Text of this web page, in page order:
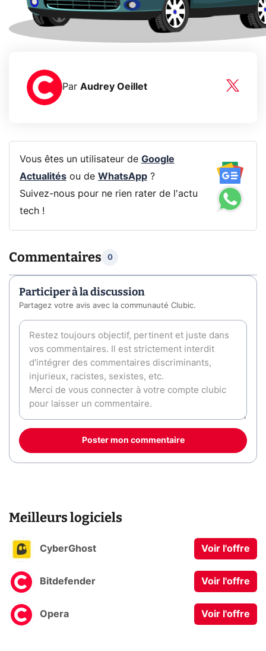
Par Audrey Oeillet
Vous êtes un utilisateur de Google
Actualitésou de WhatsApp?
Suivez-nous pour ne rien rater de l'actu
tech !
Commentaires 0
Participer à la discussion
Partagez votre avis avec la communauté Clubic.
Poster mon commentaire
Meilleurs logiciels
CyberGhost Voir l'offre
Bitdefender Voir l'offre
Opera Voir l'offre